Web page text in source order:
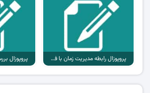
پروپوزال رابطه مدیریت زمان با فرسودگی شغلی معلمان تربیت بدنی